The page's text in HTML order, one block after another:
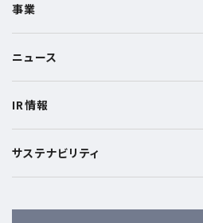
事業
ニュース
IR情報
サステナビリティ